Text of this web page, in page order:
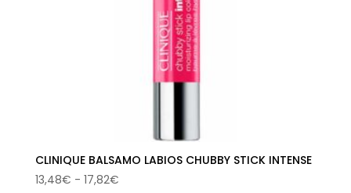
CLINIQUE BALSAMO LABIOS CHUBBY STICK INTENSE
13,48€ - 17,82€Rango